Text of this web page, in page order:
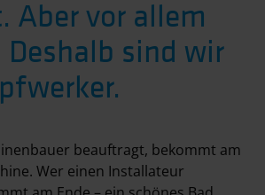
Aber vor allem
Deshalb sind wir
beauftragt, bekommt am
Wer einen Installateur